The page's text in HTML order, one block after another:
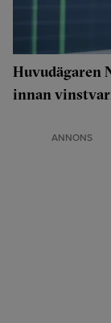
Huvudägaren
innan
ANNONS